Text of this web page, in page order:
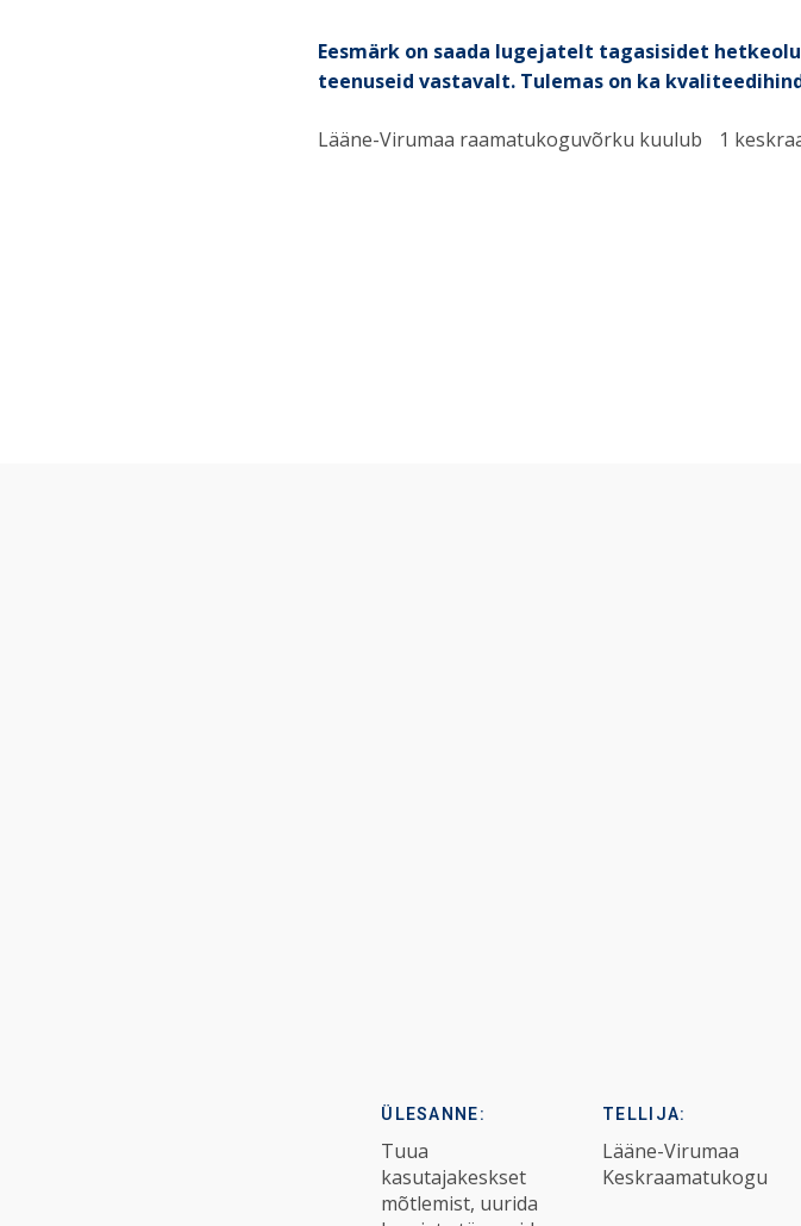
Eesmärk on saada lugejatelt tagasisidet
teenuseid vastavalt. Tulemas on ka
Lääne-Virumaa raamatukoguvõrku kuulub 1
ÜLESANNE:
Tuua
kasutajakeskset
mõtlemist, uurida
TELLIJA:
Lääne-Virumaa
Keskraamatukogu